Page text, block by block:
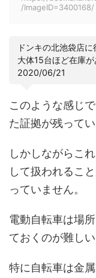
/ImageID=3400168/
ドンキの北池袋店に
大体15台ほど在庫が
2020/06/21
このような感じ
た証拠が残ってい
しかしながらこ
して扱われるこ
っていません。
電動自転車は場
ておくのが難しい
特に自転車は金